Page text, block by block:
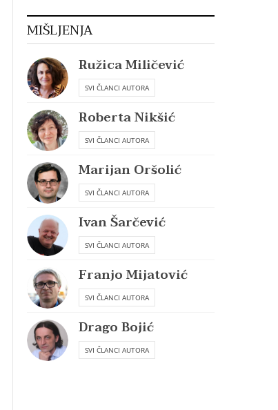
MIŠLJENJA
Ružica Miličević
SVI ČLANCI AUTORA
Roberta Nikšić
SVI ČLANCI AUTORA
Marijan Oršolić
SVI ČLANCI AUTORA
Ivan Šarčević
SVI ČLANCI AUTORA
Franjo Mijatović
SVI ČLANCI AUTORA
Drago Bojić
SVI ČLANCI AUTORA